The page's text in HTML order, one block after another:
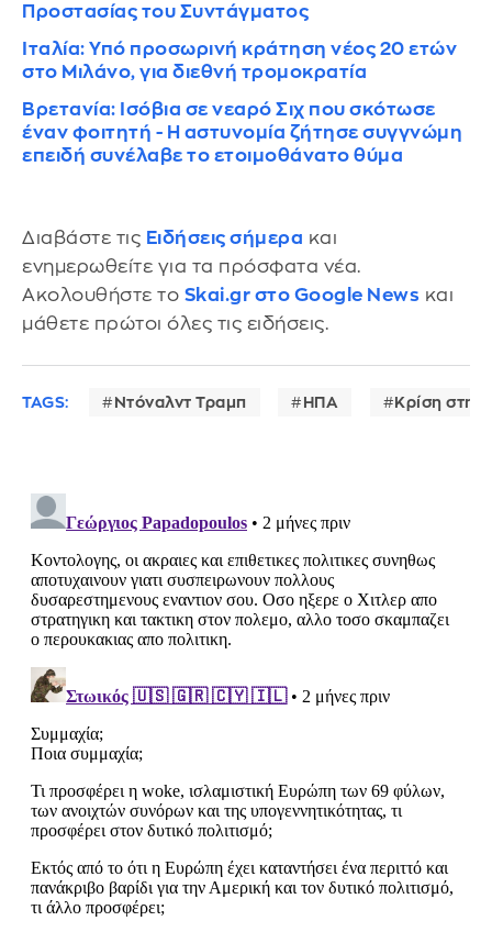
Προστασίας του Συντάγματος
Ιταλία: Υπό προσωρινή κράτηση νέος 20 ετών
στο Μιλάνο, για διεθνή τρομοκρατία
Βρετανία: Ισόβια σε νεαρό Σιχ που σκότωσε
έναν φοιτητή - Η αστυνομία ζήτησε συγγνώμη
επειδή συνέλαβε το ετοιμοθάνατο θύμα
Διαβάστε τις Ειδήσεις σήμερα και
ενημερωθείτε για τα πρόσφατα νέα.
Ακολουθήστε το Skai.gr στο Google News και
μάθετε πρώτοι όλες τις ειδήσεις.
TAGS: Ντόναλντ Τραμπ ΗΠΑ Κρίση στη